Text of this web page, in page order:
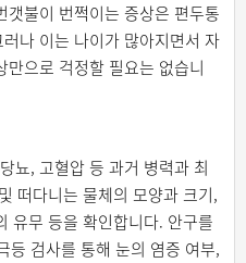
불이 번쩍이는 증상은 편두통
나 이는 나이가 많아지면서 자
으로 걱정할 필요는 없습니
뇨, 고혈압 등 과거 병력과 최
떠다니는 물체의 모양과 크기,
유무 등을 확인합니다. 안구를
등 검사를 통해 눈의 염증 여부,